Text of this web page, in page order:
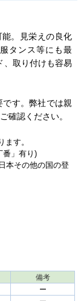
。見栄えの良化
タンス等にも最
、取り付けも容易
す。弊社では親
確認ください。
す。
番」有り)
本その他の国の登
備考
ー